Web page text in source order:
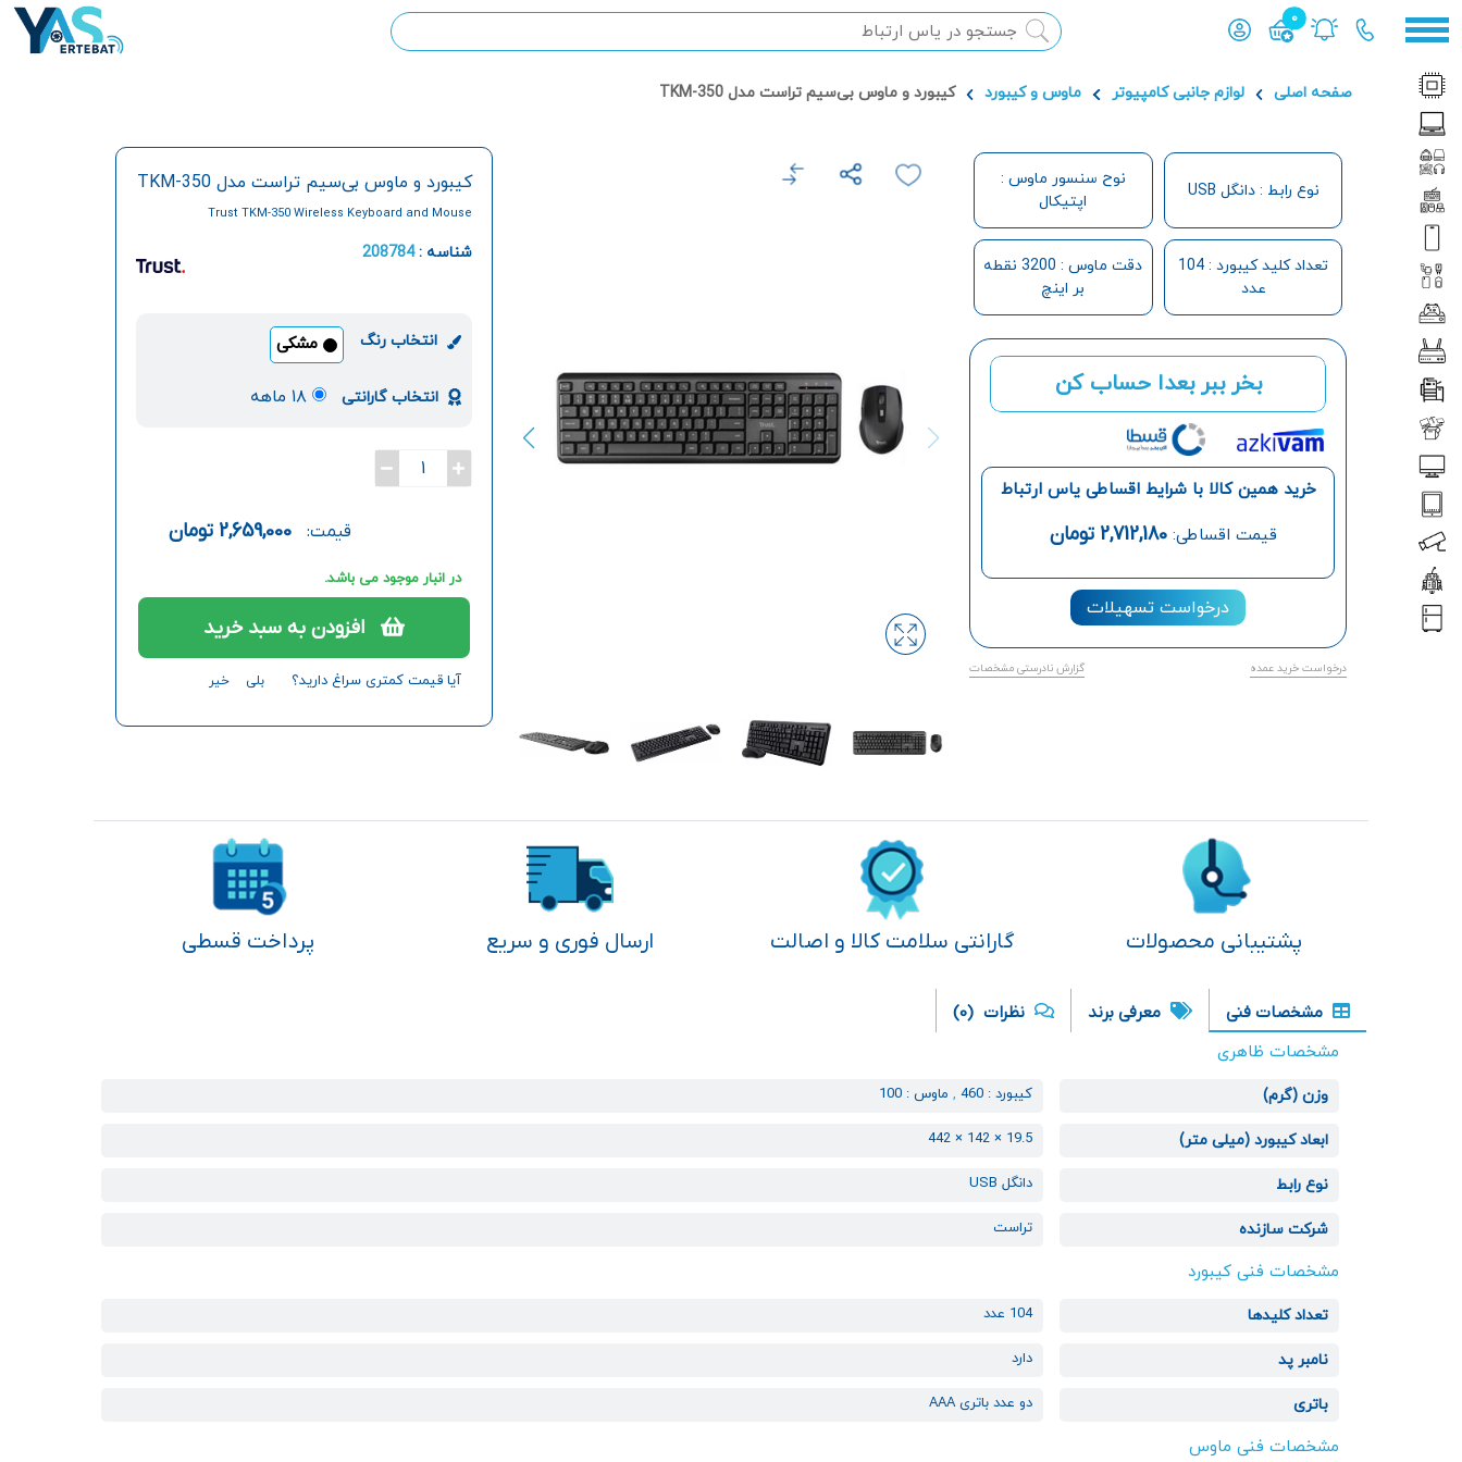
0
محصول افزوده شده به سبد
صفحه اصلی لوازم جانبی کامپیوتر ماوس و کیبورد کيبورد و ماوس بی‌سيم تراست مدل TKM-350
نوع رابط : دانگل USB
نوح سنسور ماوس :
اپتیکال
تعداد کلید کیبورد : 104
عدد
دقت ماوس : 3200 نقطه
بر اینچ
بخر ببر بعدا حساب کن
خرید همین کالا با شرایط اقساطی یاس ارتباط
قیمت اقساطی: 2,712,180 تومان
درخواست تسهیلات
درخواست خرید عمده گزارش نادرستی مشخصات
کيبورد و ماوس بی‌سيم تراست مدل TKM-350
Trust TKM-350 Wireless Keyboard and Mouse
شناسه :208784
انتخاب رنگ مشکی
انتخاب گارانتی ۱۸ ماهه
1
قیمت: 2,659,000 تومان
در انبار موجود می باشد.
افزودن به سبد خرید
آیا قیمت کمتری سراغ دارید؟ بلی خیر
پشتیبانی محصولات گارانتی سلامت کالا و اصالت ارسال فوری و سریع پرداخت قسطی
مشخصات فنی معرفی برند نظرات (0)
مشخصات ظاهری
وزن (گرم) کیبورد : 460 , ماوس : 100
ابعاد کیبورد (میلی متر) 19.5 × 142 × 442
نوع رابط دانگل USB
شرکت سازنده تراست
مشخصات فنی کیبورد
تعداد کلیدها 104 عدد
نامبر پد دارد
باتری دو عدد باتری AAA
مشخصات فنی ماوس